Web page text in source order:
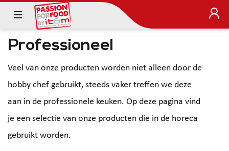
Professioneel
Veel van onze producten worden niet alleen door de
hobby chef gebruikt, steeds vaker treffen we deze
aan in de professionele keuken. Op deze pagina vind
je een selectie van onze producten die in de horeca
gebruikt worden.